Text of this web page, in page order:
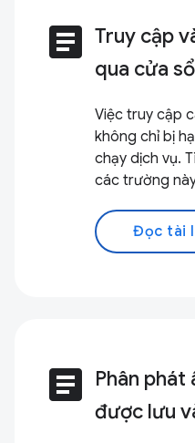
article Truy cập
qua cửa sổ
Việc truy cập
không chỉ bị
chạy dịch vụ.
các trường
Đọc tài
article Phân phát
được lưu